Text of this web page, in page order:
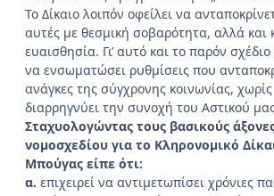
Το Δίκαιο λοιπόν οφείλει να
αυτές με θεσμική σοβαρότητα, αλλά και
ευαισθησία. Γι’ αυτό και το παρόν
να ενσωματώσει ρυθμίσεις που
ανάγκες της σύγχρονης κοινωνίας,
διαρρηγνύει την συνοχή του Αστικού
Σταχυολογώντας τους βασικούς
νομοσχεδίου για το Κληρονομικό
Μπούγας είπε ότι:
α. επιχειρεί να αντιμετωπίσει χρόνιες